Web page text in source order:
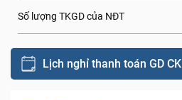
Số lượng TKGD của NĐT
Lịch nghỉ thanh toán GD CK